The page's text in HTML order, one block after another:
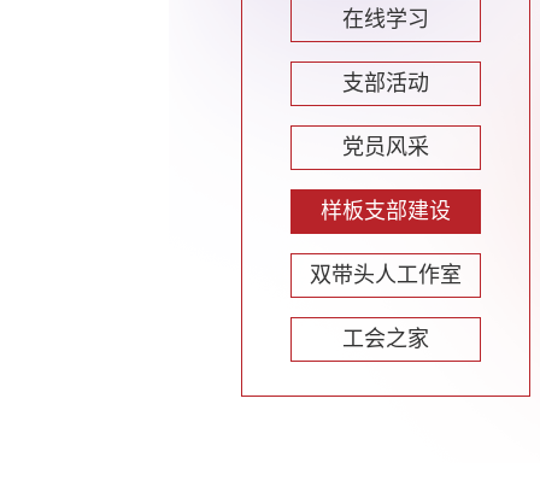
在线学习
支部活动
党员风采
样板支部建设
双带头人工作室
工会之家